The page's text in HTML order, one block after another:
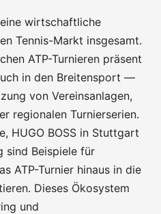
wirtschaftliche
Tennis-Markt insgesamt.
ATP-Turnieren präsent
in den Breitensport —
von Vereinsanlagen,
regionalen Turnierserien.
HUGO BOSS in Stuttgart
sind Beispiele für
ATP-Turnier hinaus in die
Dieses Ökosystem
und